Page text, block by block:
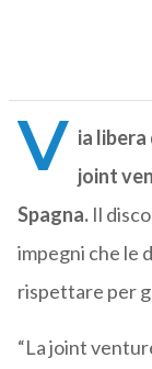
V ia
joint
Spagna.Il disco
impegni che le
rispettare per
“La joint